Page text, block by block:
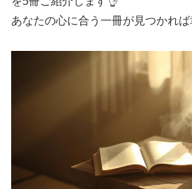
あなたの心に合う一冊が見つかれば